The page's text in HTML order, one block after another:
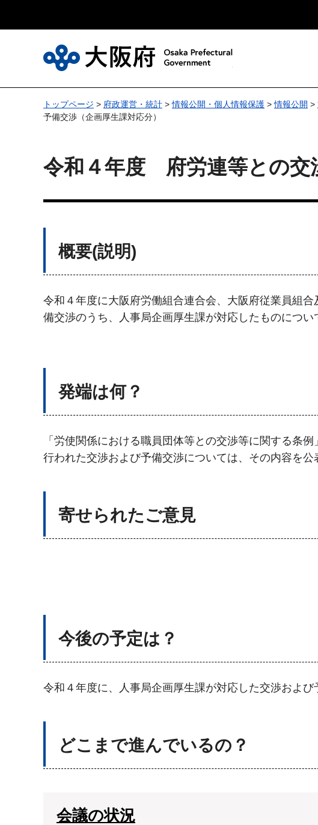
トップページ > 府政運営・統計 >情報公開・個人情報保護 >情報公開 >
予備交渉（企画厚生課対応分）
令和４年度 府労連等との交
概要(説明)
令和４年度に大阪府労働組合連合会、大阪府従業員組
備交渉のうち、人事局企画厚生課が対応したものについ
発端は何？
「労使関係における職員団体等との交渉等に関する条
行われた交渉および予備交渉については、その内容を公
寄せられたご意見
今後の予定は？
令和４年度に、人事局企画厚生課が対応した交渉およ
どこまで進んでいるの？
会議の状況